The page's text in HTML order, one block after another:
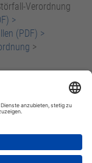
Verordnung
>
(PDF) >
>